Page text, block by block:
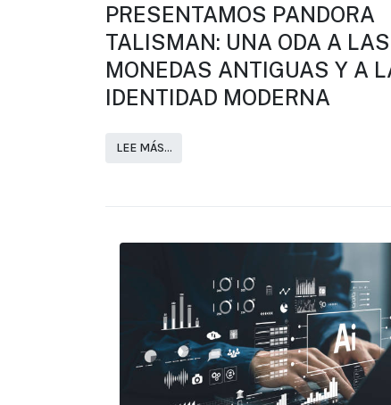
PRESENTAMOS PANDORA
TALISMAN: UNA ODA A LAS
MONEDAS ANTIGUAS Y A
IDENTIDAD MODERNA
LEE MÁS…